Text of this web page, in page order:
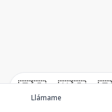
🇪🇸 🇺🇸
Llámame